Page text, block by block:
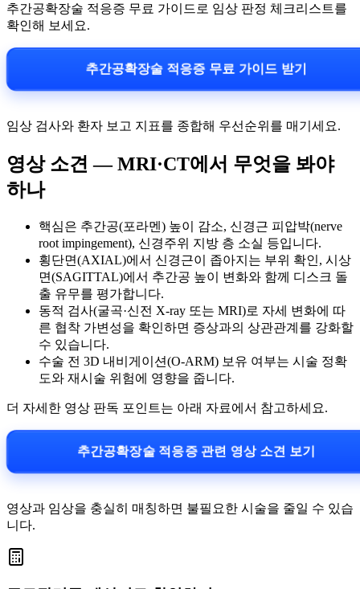
추간공확장술 적응증 무료 가이드로 임상 판정 체크리스트를
확인해 보세요.
추간공확장술 적응증 무료 가이드 받기
임상 검사와 환자 보고 지표를 종합해 우선순위를 매기세요.
영상 소견 — MRI·CT에서 무엇을 봐야
하나
핵심은 추간공(포라멘) 높이 감소, 신경근 피압박(nerve
root impingement), 신경주위 지방 층 소실 등입니다.
횡단면(AXIAL)에서 신경근이 좁아지는 부위 확인, 시상
면(SAGITTAL)에서 추간공 높이 변화와 함께 디스크 돌
출 유무를 평가합니다.
동적 검사(굴곡·신전 X-ray 또는 MRI)로 자세 변화에 따
른 협착 가변성을 확인하면 증상과의 상관관계를 강화할
수 있습니다.
수술 전 3D 내비게이션(O-ARM) 보유 여부는 시술 정확
도와 재시술 위험에 영향을 줍니다.
더 자세한 영상 판독 포인트는 아래 자료에서 참고하세요.
추간공확장술 적응증 관련 영상 소견 보기
영상과 임상을 충실히 매칭하면 불필요한 시술을 줄일 수 있습
니다.